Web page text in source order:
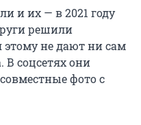
и их — в 2021 году
решили
этому не дают ни сам
В соцсетях они
фото с